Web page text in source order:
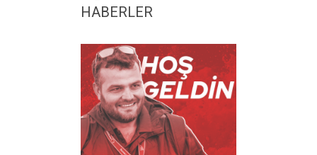
HABERLER